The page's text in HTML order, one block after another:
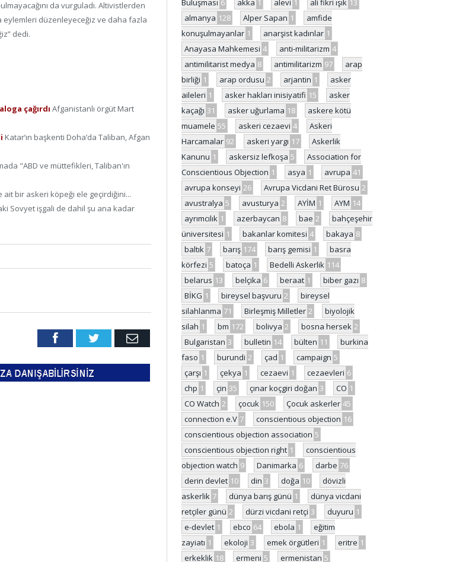
da vurguladı. Altivistlerden
eylemleri düzenleyeceğiz ve daha fazla
dedi.
çağırdı Afganistanlı örgüt Mart
Katar’ın başkenti Doha’da Taliban, Afgan
"ABD ve müttefikleri, Taliban'ın
bir askeri köpeği ele geçirdiğini...
Sovyet işgali de dahil şu ana kadar
FacebookTwitter Email
Buluşması 6 akka 1 alevi 1 ali fikri ışık 13
almanya 128 Alper Sapan 1
amfide
konuşulmayanlar 1 anarşist kadınlar 1
Anayasa Mahkemesi 4 anti-militarizm 4
antimilitarist medya 8 antimilitarizm 97
arap
birliği 1 arap ordusu 2 arjantin 1
asker
aileleri 1 asker hakları inisiyatifi 15
asker
kaçağı 31 asker uğurlama 18
askere kötü
muamele 55 askeri cezaevi 4
Askeri
Harcamalar 92 askeri yargı 17
Askerlik
Kanunu 1 askersiz lefkoşa 5
Association for
Conscientious Objection 1 asya 1 avrupa 41
avrupa konseyi 26 Avrupa Vicdani Ret Bürosu 2
avustralya 5 avusturya 2 AYİM 1 AYM 14
ayrımcılık 1 azerbaycan 8 bae 2
bahçeşehir
üniversitesi 1 bakanlar komitesi 4 bakaya 8
baltık 7 barış 174 barış gemisi 1
basra
körfezi 5 batoça 1 Bedelli Askerlik 114
belarus 13 belçika 6 beraat 1 biber gazı 8
BİKG 1 bireysel başvuru 2
bireysel
silahlanma 71 Birleşmiş Milletler 2
biyolojik
silah 1 bm 172 bolivya 2 bosna hersek 2
Bulgaristan 3 bulletin 14 bülten 11
burkina
faso 1 burundi 2 çad 1 campaign 5
çarşı 1 çekya 1 cezaevi 1 cezaevleri 6
chp 1 çin 35 çınar koçgiri doğan 3 CO 1
CO Watch 2 çocuk 150 Çocuk askerler 45
connection e.V 7 conscientious objection 16
conscientious objection association 5
conscientious objection right 1
conscientious
objection watch 9 Danimarka 6 darbe 76
derin devlet 10 din 3 doğa 10
dövizli
askerlik 7 dünya barış günü 1
dünya vicdani
retçiler günü 2 dürzi vicdani retçi 3 duyuru 1
e-devlet 1 ebco 64 ebola 1
eğitim
zayiatı 1 ekoloji 3 emek örgütleri 1 eritre 1
erkeklik 18 ermeni 5 ermenistan 5